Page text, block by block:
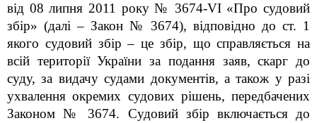
від 08 липня 2011 року № 3674-VI «Про судовий
збір» (далі – Закон № 3674), відповідно до ст. 1
якого судовий збір – це збір, що справляється на
всій території України за подання заяв, скарг до
суду, за видачу судами документів, а також у разі
ухвалення окремих судових рішень, передбачених
Законом № 3674. Судовий збір включається до